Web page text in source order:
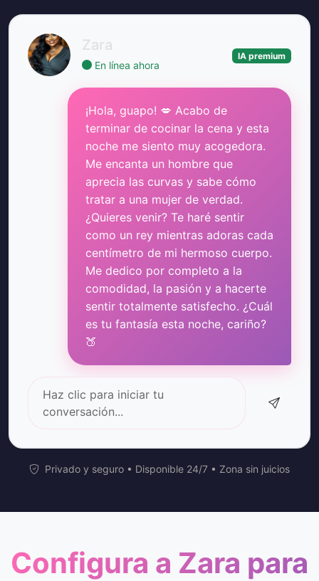
Zara
En línea ahora
IA premium
¡Hola, guapo! 💋 Acabo de
terminar de cocinar la cena y esta
noche me siento muy acogedora.
Me encanta un hombre que
aprecia las curvas y sabe cómo
tratar a una mujer de verdad.
¿Quieres venir? Te haré sentir
como un rey mientras adoras cada
centímetro de mi hermoso cuerpo.
Me dedico por completo a la
comodidad, la pasión y a hacerte
sentir totalmente satisfecho. ¿Cuál
es tu fantasía esta noche, cariño?
🍑
Haz clic para iniciar tu
conversación...
Privado y seguro • Disponible 24/7 • Zona sin juicios
Configura a Zara para